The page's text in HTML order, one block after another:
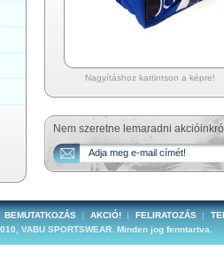
Nagyításhoz kattintson a képre!
Nem szeretne lemaradni
BEMUTATKOZÁS AKCIÓ! FELIRATOZÁS
VABU SPORTSWEAR. Minden jog fenntartva.